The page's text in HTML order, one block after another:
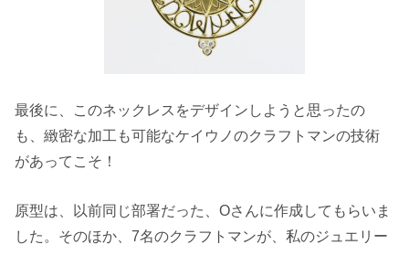
最後に、このネックレスをデザインしようと思ったの
も、緻密な加工も可能なケイウノのクラフトマンの技術
があってこそ！
原型は、以前同じ部署だった、Oさんに作成してもらいま
した。そのほか、7名のクラフトマンが、私のジュエリー